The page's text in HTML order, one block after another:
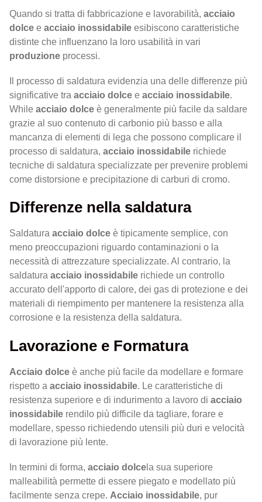
Quando si tratta di fabbricazione e lavorabilità, acciaio
dolce e acciaio inossidabile esibiscono caratteristiche
distinte che influenzano la loro usabilità in vari
produzione processi.
Il processo di saldatura evidenzia una delle differenze più
significative tra acciaio dolce e acciaio inossidabile.
While acciaio dolce è generalmente più facile da saldare
grazie al suo contenuto di carbonio più basso e alla
mancanza di elementi di lega che possono complicare il
processo di saldatura, acciaio inossidabile richiede
tecniche di saldatura specializzate per prevenire problemi
come distorsione e precipitazione di carburi di cromo.
Differenze nella saldatura
Saldatura acciaio dolce è tipicamente semplice, con
meno preoccupazioni riguardo contaminazioni o la
necessità di attrezzature specializzate. Al contrario, la
saldatura acciaio inossidabile richiede un controllo
accurato dell'apporto di calore, dei gas di protezione e dei
materiali di riempimento per mantenere la resistenza alla
corrosione e la resistenza della saldatura.
Lavorazione e Formatura
Acciaio dolce è anche più facile da modellare e formare
rispetto a acciaio inossidabile. Le caratteristiche di
resistenza superiore e di indurimento a lavoro di acciaio
inossidabile rendilo più difficile da tagliare, forare e
modellare, spesso richiedendo utensili più duri e velocità
di lavorazione più lente.
In termini di forma, acciaio dolce la sua superiore
malleabilità permette di essere piegato e modellato più
facilmente senza crepe. Acciaio inossidabile, pur